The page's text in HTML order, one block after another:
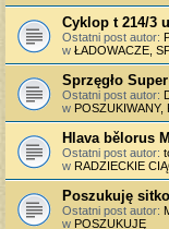
Cyklop t 214/3
Ostatni post autor:
w ŁADOWACZE,
Sprzęgło
Ostatni post autor:
w POSZUKIWANY,
Hlava bělorus
Ostatni post autor:
w RADZIECKIE
Poszukuję
Ostatni post autor:
w POSZUKUJĘ